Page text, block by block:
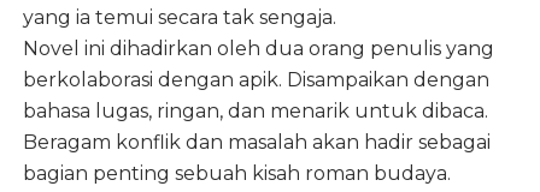
yang ia temui secara tak sengaja.
Novel ini dihadirkan oleh dua orang penulis yang
berkolaborasi dengan apik. Disampaikan dengan
bahasa lugas, ringan, dan menarik untuk dibaca.
Beragam konflik dan masalah akan hadir sebagai
bagian penting sebuah kisah roman budaya.